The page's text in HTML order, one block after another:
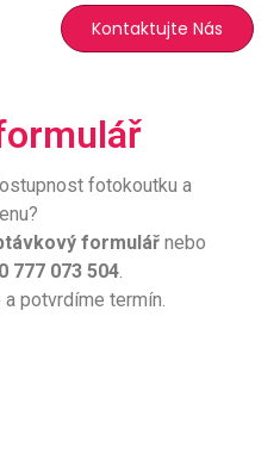
Kontaktujte Nás
fotokoutku a
formulář nebo
777 073 504.
potvrdíme termín.